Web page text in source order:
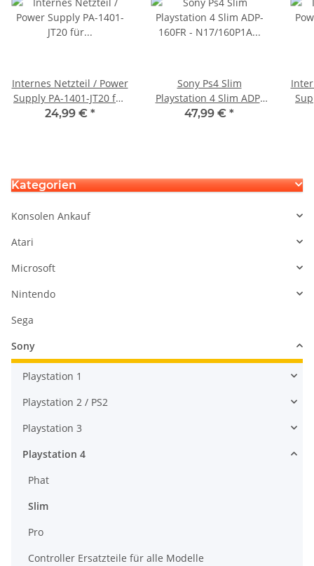
Internes Netzteil / Power
Supply PA-1401-JT20 für
Sony Playstation 5 PS5
24,99 € *
Sony Ps4 Slim
Playstation 4 Slim ADP-
160FR - N17/160P1A für47,99 € *
Kategorien
Konsolen Ankauf
Atari
Microsoft
Nintendo
Sega
Sony
Playstation 1
Playstation 2 / PS2
Playstation 3
Playstation 4
Phat
Slim
Pro
Controller Ersatzteile für alle Modelle